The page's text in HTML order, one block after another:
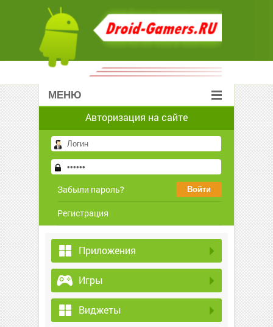
МЕНЮ
Авторизация на сайте
Забыли пароль?
Регистрация
Приложения
Игры
Виджеты